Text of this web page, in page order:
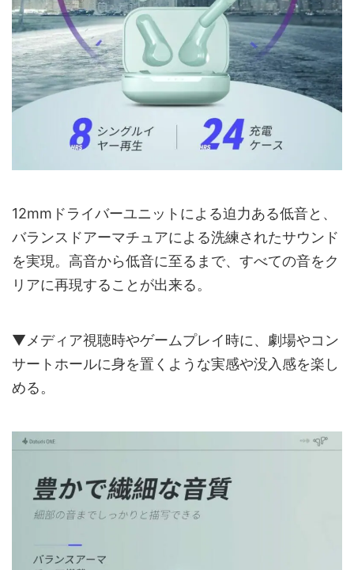
12mmドライバーユニットによる迫力ある低音と、
バランスドアーマチュアによる洗練されたサウンド
を実現。高音から低音に至るまで、すべての音をク
リアに再現することが出来る。
▼メディア視聴時やゲームプレイ時に、劇場やコン
サートホールに身を置くような実感や没入感を楽し
める。